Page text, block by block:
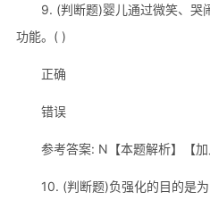
9. (判断题)婴儿通过微笑、哭
功能。( )
正确
错误
参考答案: N【本题解析】【加
10. (判断题)负强化的目的是